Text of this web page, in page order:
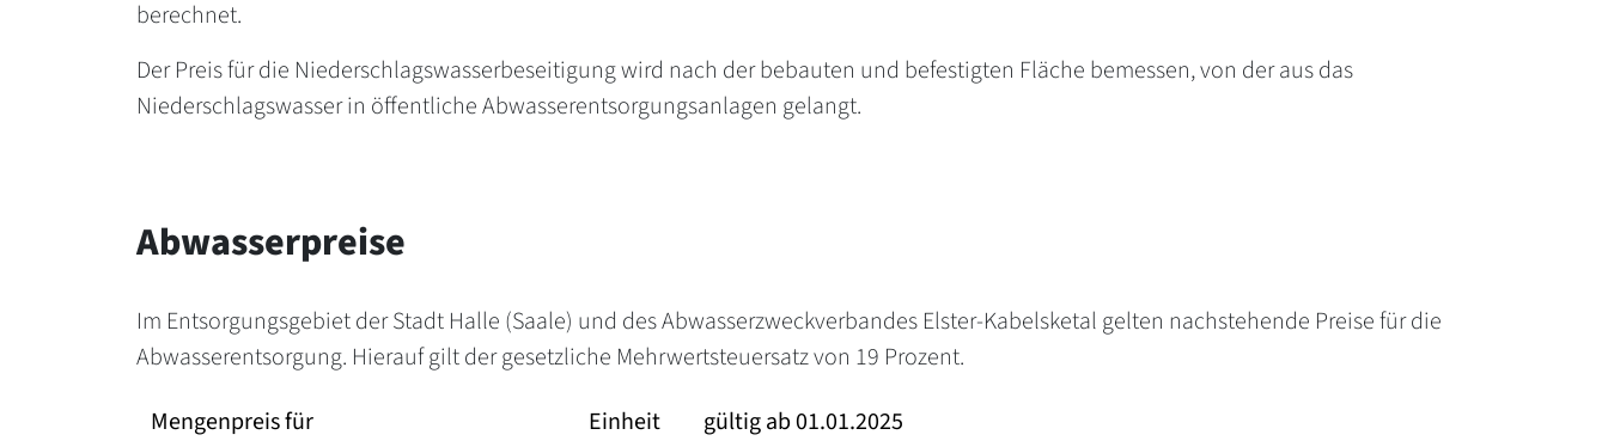
berechnet.
Der Preis für die Niederschlagswasserbeseitigung wird nach der bebauten und befestigten Fläche bemessen, von der aus das
Niederschlagswasser in öffentliche Abwasserentsorgungsanlagen gelangt.
Abwasserpreise
Im Entsorgungsgebiet der Stadt Halle (Saale) und des Abwasserzweckverbandes Elster-Kabelsketal gelten nachstehende Preise für die
Abwasserentsorgung. Hierauf gilt der gesetzliche Mehrwertsteuersatz von 19 Prozent.
Mengenpreis für
Einheit
gültig ab 01.01.2025